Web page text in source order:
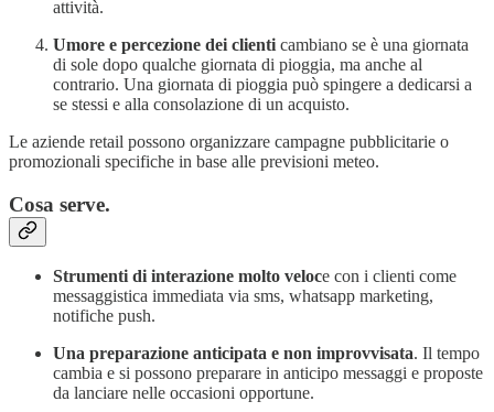
attività.
Umore e percezione dei clienti cambiano se è una giornata
di sole dopo qualche giornata di pioggia, ma anche al
contrario. Una giornata di pioggia può spingere a dedicarsi a
se stessi e alla consolazione di un acquisto.
Le aziende retail possono organizzare campagne pubblicitarie o
promozionali specifiche in base alle previsioni meteo.
Cosa serve.
Strumenti di interazione molto veloce con i clienti come
messaggistica immediata via sms, whatsapp marketing,
notifiche push.
Una preparazione anticipata e non improvvisata. Il tempo
cambia e si possono preparare in anticipo messaggi e proposte
da lanciare nelle occasioni opportune.